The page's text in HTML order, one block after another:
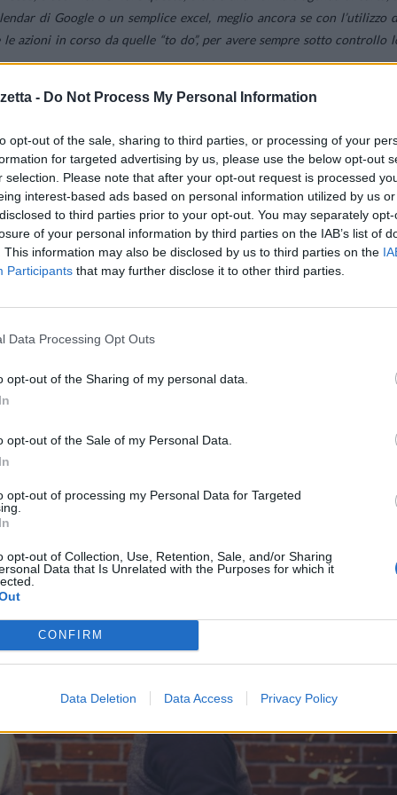
- Do Not Process My Personal Information
opt-out of the sale, sharing to third parties, or processing of your
for targeted advertising by us, please use the below opt-out
selection. Please note that after your opt-out request is processed
interest-based ads based on personal information utilized by us
to third parties prior to your opt-out. You may separately
of your personal information by third parties on the IAB’s list of
This information may also be disclosed by us to third parties on the
Participants that may further disclose it to other third parties.
Data Processing Opt Outs
opt-out of the Sharing of my personal data.
opt-out of the Sale of my Personal Data.
opt-out of processing my Personal Data for Targeted
opt-out of Collection, Use, Retention, Sale, and/or Sharing
Data that Is Unrelated with the Purposes for which it
CONFIRM
Data Deletion Data Access Privacy Policy
di Google o un semplice excel, meglio ancora se con l’utilizzo
azioni in corso da quelle “to do”, per avere sempre sotto controllo
attività necessita della collaborazione degli altri o di un
sono per antonomasia i nerd che lavorano a tu per tu con il
con gli stessi colleghi. Purtroppo, però, in molti casi è proprio
necessarie alle altre aree, prima del rilascio del prodotto o
di comunicare anche con i colleghi del marketing, per
Come? Partecipando a corsi di formazione, per esempio, partendo
la capacità di interazione con il cliente stesso. E poi utilizzare le
o seguire le pagine social e digital dell’azienda, per rimanere
successi e insuccessi solo con se stesso. Questo può provocare
soprattutto con il lavoro da remoto che limita ancora di
quando non c’è nessuno accanto che incoraggi lo sviluppo,
o Slack. Questi programmi aziendali vengono utilizzati proprio
con il proprio team, grazie a delle chat intuitive che permettono
Ricevere feedback e condividere il proprio lavoro aiuterà